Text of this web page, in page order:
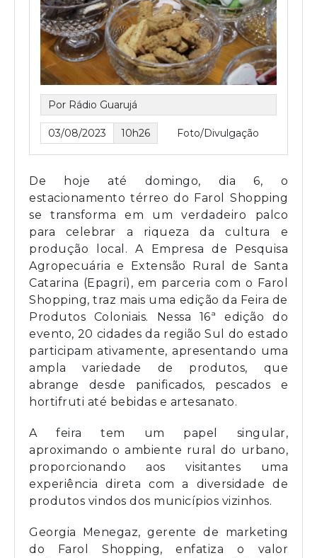
Por Rádio Guarujá
03/08/2023 10h26 Foto/Divulgação
De hoje até domingo, dia 6, o
estacionamento térreo do Farol Shopping
se transforma em um verdadeiro palco
para celebrar a riqueza da cultura e
produção local. A Empresa de Pesquisa
Agropecuária e Extensão Rural de Santa
Catarina (Epagri), em parceria com o Farol
Shopping, traz mais uma edição da Feira de
Produtos Coloniais. Nessa 16ª edição do
evento, 20 cidades da região Sul do estado
participam ativamente, apresentando uma
ampla variedade de produtos, que
abrange desde panificados, pescados e
hortifruti até bebidas e artesanato.
A feira tem um papel singular,
aproximando o ambiente rural do urbano,
proporcionando aos visitantes uma
experiência direta com a diversidade de
produtos vindos dos municípios vizinhos.
Georgia Menegaz, gerente de marketing
do Farol Shopping, enfatiza o valor